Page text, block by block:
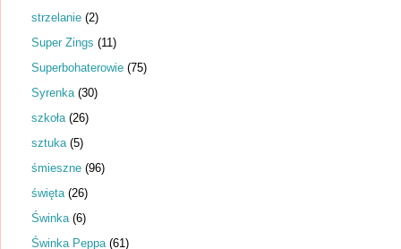
strzelanie (2)
Super Zings (11)
Superbohaterowie (75)
Syrenka (30)
szkoła (26)
sztuka (5)
śmieszne (96)
święta (26)
Świnka (6)
Świnka Peppa (61)